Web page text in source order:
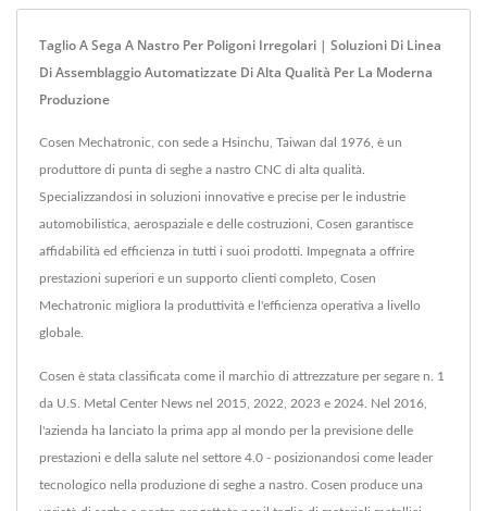
Taglio A Sega A Nastro Per Poligoni Irregolari | Soluzioni Di Linea
Di Assemblaggio Automatizzate Di Alta Qualità Per La Moderna
Produzione
Cosen Mechatronic, con sede a Hsinchu, Taiwan dal 1976, è un
produttore di punta di seghe a nastro CNC di alta qualità.
Specializzandosi in soluzioni innovative e precise per le industrie
automobilistica, aerospaziale e delle costruzioni, Cosen garantisce
affidabilità ed efficienza in tutti i suoi prodotti. Impegnata a offrire
prestazioni superiori e un supporto clienti completo, Cosen
Mechatronic migliora la produttività e l'efficienza operativa a livello
globale.
Cosen è stata classificata come il marchio di attrezzature per segare n. 1
da U.S. Metal Center News nel 2015, 2022, 2023 e 2024. Nel 2016,
l'azienda ha lanciato la prima app al mondo per la previsione delle
prestazioni e della salute nel settore 4.0 - posizionandosi come leader
tecnologico nella produzione di seghe a nastro. Cosen produce una